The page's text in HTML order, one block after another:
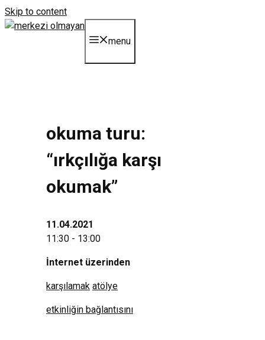
Skip to content
menu
okuma turu:
“irkçılığa karşı
okumak”
11.04.2021
11:30 - 13:00
İnternet üzerinden
karşılamak atölye
etkinliğin bağlantısını